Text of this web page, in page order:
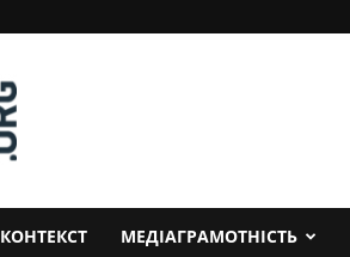
КОНТЕКСТ МЕДІАГРАМОТНІСТЬ